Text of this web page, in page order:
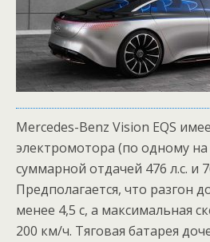
Mercedes-Benz Vision EQS
электромотора (по одному
суммарной отдачей 476 л.с. и
Предполагается, что разгон
менее 4,5 с, а максимальная
200 км/ч. Тяговая батарея